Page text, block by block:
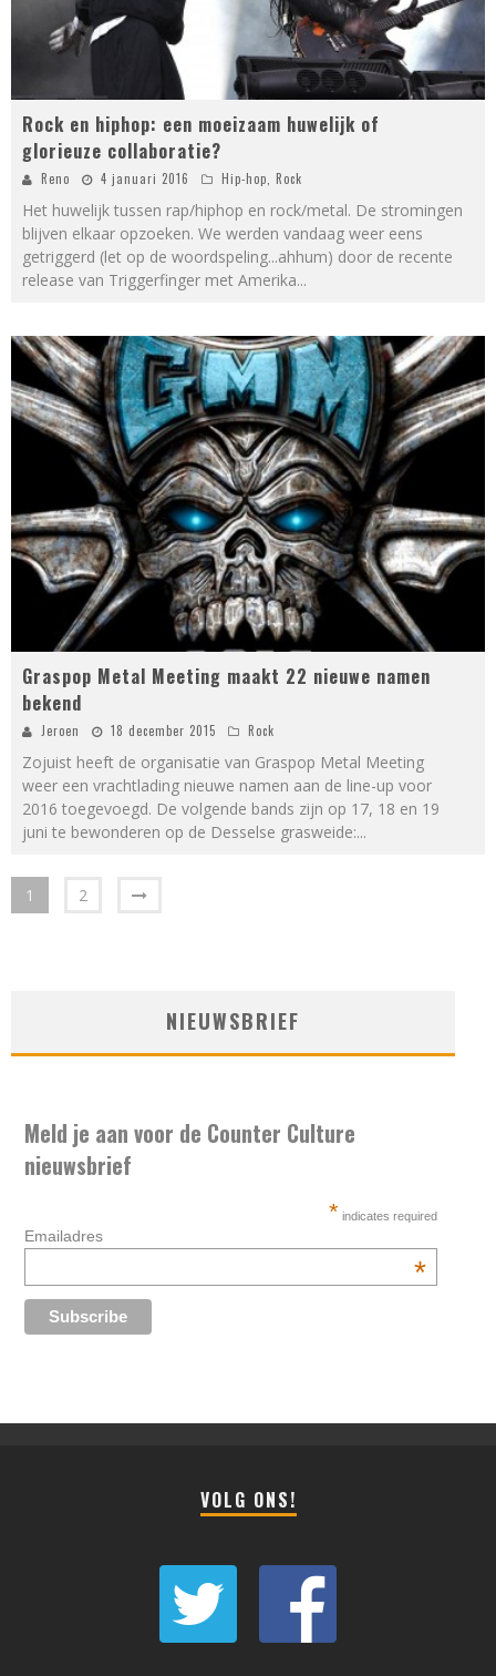
Rock en hiphop: een moeizaam huwelijk of
glorieuze collaboratie?
Reno 4 januari 2016 Hip-hop Rock
Het huwelijk tussen rap/hiphop en rock/metal. De stromingen
blijven elkaar opzoeken. We werden vandaag weer eens
getriggerd (let op de woordspeling...ahhum) door de recente
release van Triggerfinger met Amerika...
Graspop Metal Meeting maakt 22 nieuwe namen
bekend
Jeroen 18 december 2015 Rock
Zojuist heeft de organisatie van Graspop Metal Meeting
weer een vrachtlading nieuwe namen aan de line-up voor
2016 toegevoegd. De volgende bands zijn op 17, 18 en 19
juni te bewonderen op de Desselse grasweide:...
1 2
NIEUWSBRIEF
Meld je aan voor de Counter Culture
nieuwsbrief
* indicates required
Emailadres
*
VOLG ONS!